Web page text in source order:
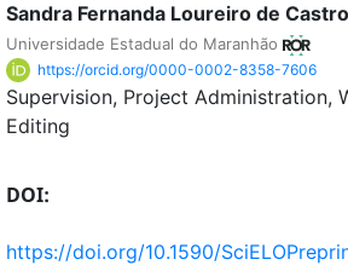
Sandra Fernanda Loureiro de
Universidade Estadual do Maranhão
https://orcid.org/0000-0002-8358-7606
Supervision Project Administration
Editing
DOI:
https://doi.org/10.1590/